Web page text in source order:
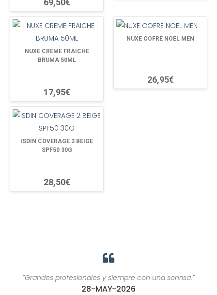
69,50€
NUXE CREME FRAICHE
BRUMA 50ML
17,95€
NUXE COFRE NOEL MEN
26,95€
ISDIN COVERAGE 2 BEIGE
SPF50 30G
28,50€
“Grandes profesionales y siempre con una sonrisa.”
28-MAY-2026